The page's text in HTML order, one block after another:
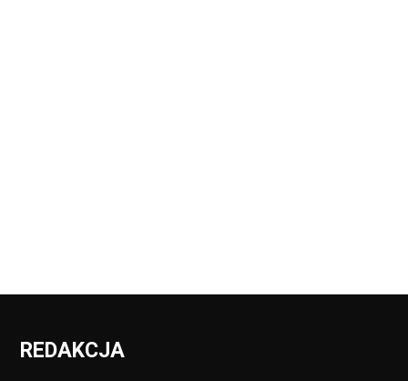
REDAKCJA